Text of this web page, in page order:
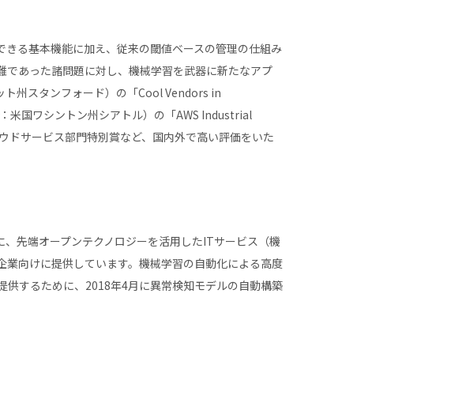
る基本機能に加え、従来の閾値ベースの管理の仕組み
あった諸問題に対し、機械学習を武器に新たなアプ
州スタンフォード）の「Cool Vendors in
国ワシントン州シアトル）の「AWS Industrial
サービス部門特別賞など、国内外で高い評価をいた
先端オープンテクノロジーを活用したITサービス（機
向けに提供しています。機械学習の自動化による高度
するために、2018年4月に異常検知モデルの自動構築